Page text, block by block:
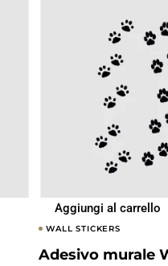
Aggiungi al carrello
WALL STICKERS
Adesivo murale